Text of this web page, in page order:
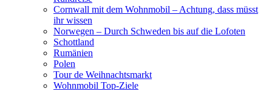
Cornwall mit dem Wohnmobil – Achtung, dass müsst
ihr wissen
Norwegen – Durch Schweden bis auf die Lofoten
Schottland
Rumänien
Polen
Tour de Weihnachtsmarkt
Wohnmobil Top-Ziele